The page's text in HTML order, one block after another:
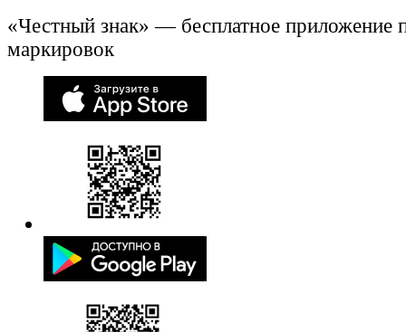
«Честный знак» — бесплатное приложение
маркировок